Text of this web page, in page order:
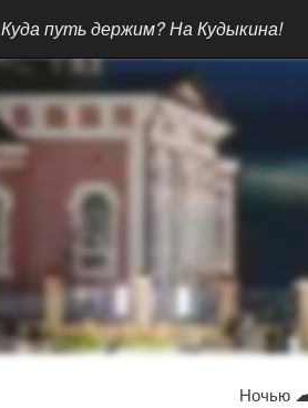
Куда путь держим? На Кудыкина!
Ночью